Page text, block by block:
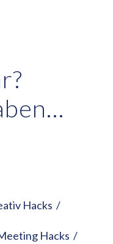
Hacks /
Hacks /